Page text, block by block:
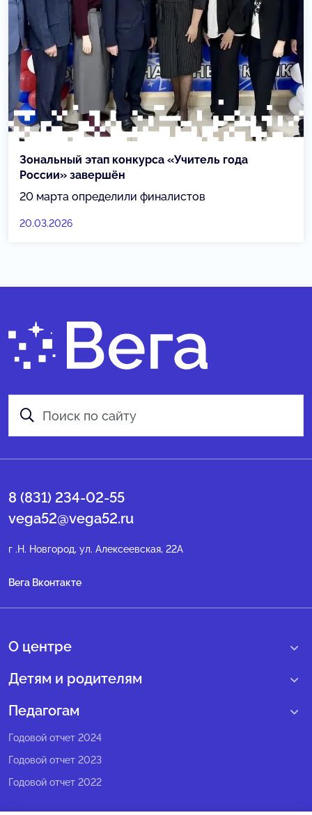
Зональный этап конкурса «Учитель года
России» завершён
20 марта определили финалистов
20.03.2026
8 (831) 234-02-55
vega52@vega52.ru
г .Н. Новгород, ул. Алексеевская, 22А
Вега Вконтакте
О центре
О нас
Структура регионального центра
Педагогический состав
Попечительский совет
Экспертный совет
Детям и родителям
Учебные интенсивные сборы
Педагогам
Программы Веги
Программы Сириус
Методические рекомендации
Годовой отчет 2024
Годовой отчет 2023
Годовой отчет 2022